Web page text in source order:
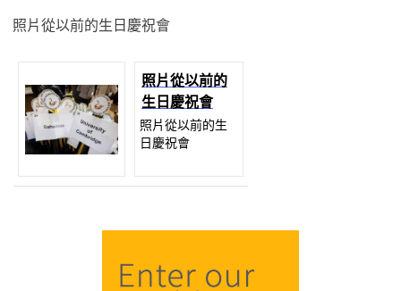
照片從以前的生日慶祝會
照片從以前的
生日慶祝會
照片從以前的生
日慶祝會